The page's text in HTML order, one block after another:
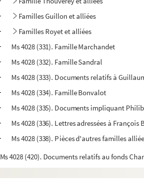
Familles Guillon et alliées
Familles Royet et alliées
Ms 4028 (331). Famille Marchandet
Ms 4028 (332). Famille Sandral
Ms 4028 (333). Documents relatifs à
Ms 4028 (334). Famille Bonvalot
Ms 4028 (335). Documents impliquant
Ms 4028 (336). Lettres adressées à
Ms 4028 (338). Pièces d'autres familles
Ms 4028 (420). Documents relatifs au fonds